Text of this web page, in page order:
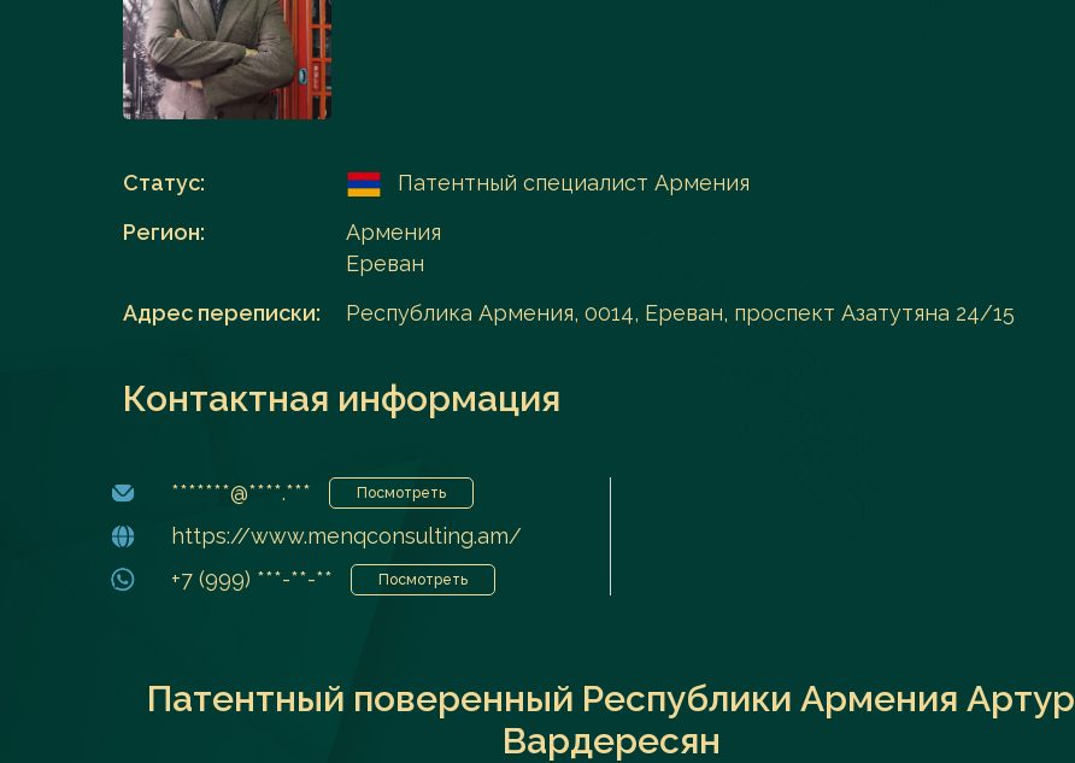
Перейти в каталог
Статус:
Патентный специалист Армения
Регион:
Армения
Ереван
Адрес переписки:
Республика Армения, 0014, Ереван, проспект Азатутяна 24/15
Контактная информация
*******@****.*** Посмотреть
https://www.menqconsulting.am/
+7 (999) ***-**-**
Посмотреть
Патентный поверенный Республики Армения Артур
Вардересян